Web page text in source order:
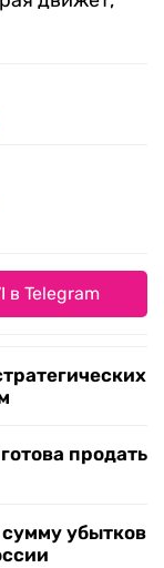
в Telegram
продать
убытков